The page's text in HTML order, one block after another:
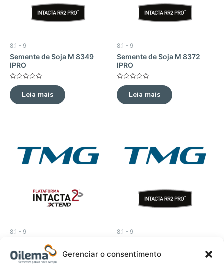
Gerenciar o consentimento
8.1 - 9
Semente de Soja M 8349
IPRO
Avaliação
0
de
5
Leia mais
8.1 - 9
Semente de Soja M 8372
IPRO
Avaliação
0
de
5
Leia mais
8.1 - 9
Semente de Soja TMG
22X83 I2X
8.1 - 9
IPRO